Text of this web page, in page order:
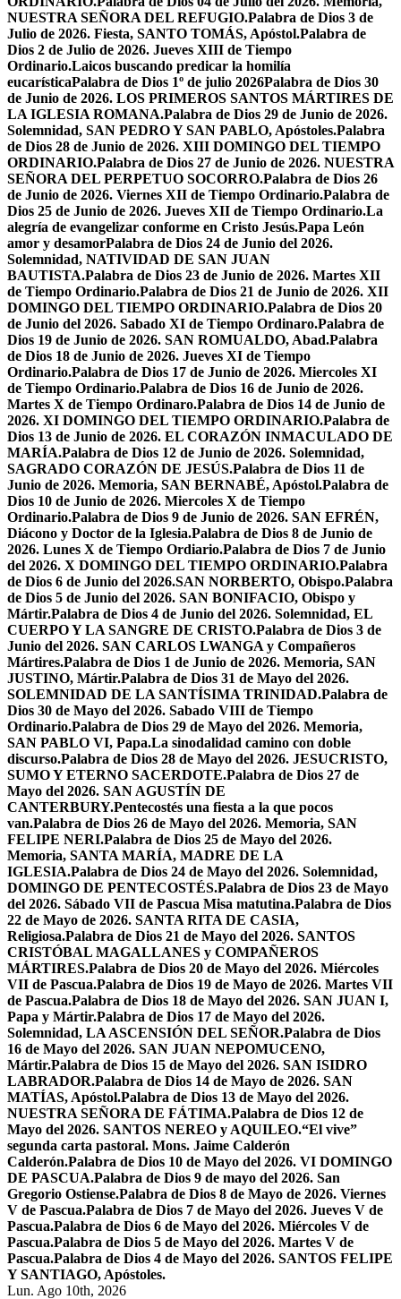
NUESTRA SEÑORA DEL REFUGIO.Palabra de Dios 3 de
Julio de 2026. Fiesta, SANTO TOMÁS, Apóstol.Palabra de
Dios 2 de Julio de 2026. Jueves XIII de Tiempo
Ordinario.Laicos buscando predicar la homilía
eucarísticaPalabra de Dios 1º de julio 2026Palabra de Dios 30
de Junio de 2026. LOS PRIMEROS SANTOS MÁRTIRES DE
LA IGLESIA ROMANA.Palabra de Dios 29 de Junio de 2026.
Solemnidad, SAN PEDRO Y SAN PABLO, Apóstoles.Palabra
de Dios 28 de Junio de 2026. XIII DOMINGO DEL TIEMPO
ORDINARIO.Palabra de Dios 27 de Junio de 2026. NUESTRA
SEÑORA DEL PERPETUO SOCORRO.Palabra de Dios 26
de Junio de 2026. Viernes XII de Tiempo Ordinario.Palabra de
Dios 25 de Junio de 2026. Jueves XII de Tiempo Ordinario.La
alegría de evangelizar conforme en Cristo Jesús.Papa León
amor y desamorPalabra de Dios 24 de Junio del 2026.
Solemnidad, NATIVIDAD DE SAN JUAN
BAUTISTA.Palabra de Dios 23 de Junio de 2026. Martes XII
de Tiempo Ordinario.Palabra de Dios 21 de Junio de 2026. XII
DOMINGO DEL TIEMPO ORDINARIO.Palabra de Dios 20
de Junio del 2026. Sabado XI de Tiempo Ordinaro.Palabra de
Dios 19 de Junio de 2026. SAN ROMUALDO, Abad.Palabra
de Dios 18 de Junio de 2026. Jueves XI de Tiempo
Ordinario.Palabra de Dios 17 de Junio de 2026. Miercoles XI
de Tiempo Ordinario.Palabra de Dios 16 de Junio de 2026.
Martes X de Tiempo Ordinaro.Palabra de Dios 14 de Junio de
2026. XI DOMINGO DEL TIEMPO ORDINARIO.Palabra de
Dios 13 de Junio de 2026. EL CORAZÓN INMACULADO DE
MARÍA.Palabra de Dios 12 de Junio de 2026. Solemnidad,
SAGRADO CORAZÓN DE JESÚS.Palabra de Dios 11 de
Junio de 2026. Memoria, SAN BERNABÉ, Apóstol.Palabra de
Dios 10 de Junio de 2026. Miercoles X de Tiempo
Ordinario.Palabra de Dios 9 de Junio de 2026. SAN EFRÉN,
Diácono y Doctor de la Iglesia.Palabra de Dios 8 de Junio de
2026. Lunes X de Tiempo Ordiario.Palabra de Dios 7 de Junio
del 2026. X DOMINGO DEL TIEMPO ORDINARIO.Palabra
de Dios 6 de Junio del 2026.SAN NORBERTO, Obispo.Palabra
de Dios 5 de Junio del 2026. SAN BONIFACIO, Obispo y
Mártir.Palabra de Dios 4 de Junio del 2026. Solemnidad, EL
CUERPO Y LA SANGRE DE CRISTO.Palabra de Dios 3 de
Junio del 2026. SAN CARLOS LWANGA y Compañeros
Mártires.Palabra de Dios 1 de Junio de 2026. Memoria, SAN
JUSTINO, Mártir.Palabra de Dios 31 de Mayo del 2026.
SOLEMNIDAD DE LA SANTÍSIMA TRINIDAD.Palabra de
Dios 30 de Mayo del 2026. Sabado VIII de Tiempo
Ordinario.Palabra de Dios 29 de Mayo del 2026. Memoria,
SAN PABLO VI, Papa.La sinodalidad camino con doble
discurso.Palabra de Dios 28 de Mayo del 2026. JESUCRISTO,
SUMO Y ETERNO SACERDOTE.Palabra de Dios 27 de
Mayo del 2026. SAN AGUSTÍN DE
CANTERBURY.Pentecostés una fiesta a la que pocos
van.Palabra de Dios 26 de Mayo del 2026. Memoria, SAN
FELIPE NERI.Palabra de Dios 25 de Mayo del 2026.
Memoria, SANTA MARÍA, MADRE DE LA
IGLESIA.Palabra de Dios 24 de Mayo del 2026. Solemnidad,
DOMINGO DE PENTECOSTÉS.Palabra de Dios 23 de Mayo
del 2026. Sábado VII de Pascua Misa matutina.Palabra de Dios
22 de Mayo de 2026. SANTA RITA DE CASIA,
Religiosa.Palabra de Dios 21 de Mayo del 2026. SANTOS
CRISTÓBAL MAGALLANES y COMPAÑEROS
MÁRTIRES.Palabra de Dios 20 de Mayo del 2026. Miércoles
VII de Pascua.Palabra de Dios 19 de Mayo de 2026. Martes VII
de Pascua.Palabra de Dios 18 de Mayo del 2026. SAN JUAN I,
Papa y Mártir.Palabra de Dios 17 de Mayo del 2026.
Solemnidad, LA ASCENSIÓN DEL SEÑOR.Palabra de Dios
16 de Mayo del 2026. SAN JUAN NEPOMUCENO,
Mártir.Palabra de Dios 15 de Mayo del 2026. SAN ISIDRO
LABRADOR.Palabra de Dios 14 de Mayo de 2026. SAN
MATÍAS, Apóstol.Palabra de Dios 13 de Mayo del 2026.
NUESTRA SEÑORA DE FÁTIMA.Palabra de Dios 12 de
Mayo del 2026. SANTOS NEREO y AQUILEO.“El vive”
segunda carta pastoral. Mons. Jaime Calderón
Calderón.Palabra de Dios 10 de Mayo del 2026. VI DOMINGO
DE PASCUA.Palabra de Dios 9 de mayo del 2026. San
Gregorio Ostiense.Palabra de Dios 8 de Mayo de 2026. Viernes
V de Pascua.Palabra de Dios 7 de Mayo del 2026. Jueves V de
Pascua.Palabra de Dios 6 de Mayo del 2026. Miércoles V de
Pascua.Palabra de Dios 5 de Mayo del 2026. Martes V de
Pascua.Palabra de Dios 4 de Mayo del 2026. SANTOS FELIPE
Y SANTIAGO, Apóstoles.
Lun. Ago 10th, 2026